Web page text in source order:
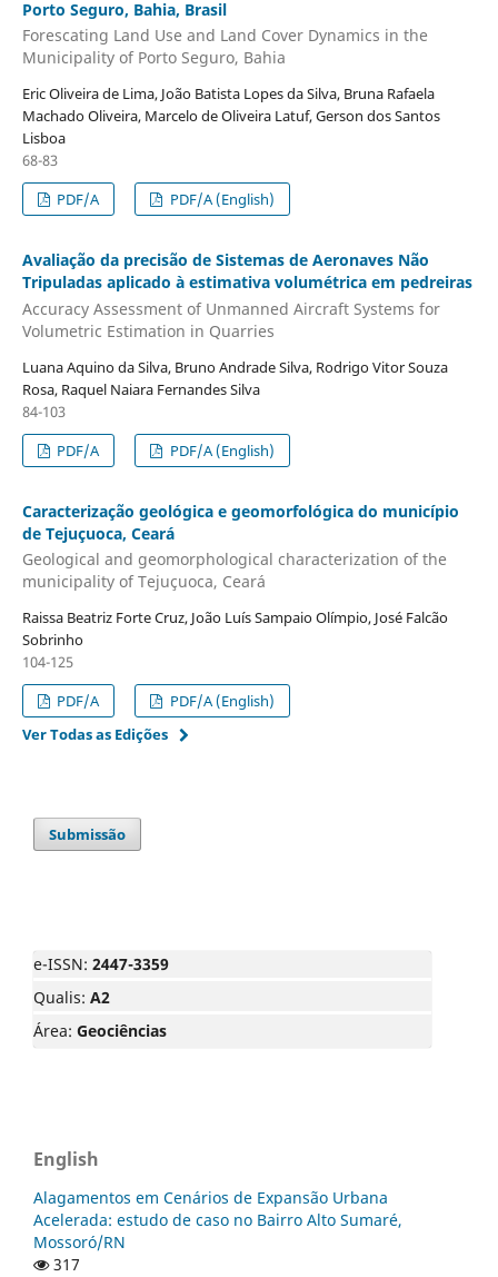
Porto Seguro, Bahia, Brasil
Forescating Land Use and Land Cover Dynamics in the
Municipality of Porto Seguro, Bahia
Eric Oliveira de Lima, João Batista Lopes da Silva, Bruna Rafaela
Machado Oliveira, Marcelo de Oliveira Latuf, Gerson dos Santos
Lisboa
68-83
PDF/A
PDF/A (English)
Avaliação da precisão de Sistemas de Aeronaves Não
Tripuladas aplicado à estimativa volumétrica em pedreiras
Accuracy Assessment of Unmanned Aircraft Systems for
Volumetric Estimation in Quarries
Luana Aquino da Silva, Bruno Andrade Silva, Rodrigo Vitor Souza
Rosa, Raquel Naiara Fernandes Silva
84-103
PDF/A
PDF/A (English)
Caracterização geológica e geomorfológica do município
de Tejuçuoca, Ceará
Geological and geomorphological characterization of the
municipality of Tejuçuoca, Ceará
Raissa Beatriz Forte Cruz, João Luís Sampaio Olímpio, José Falcão
Sobrinho
104-125
PDF/A
PDF/A (English)
Ver Todas as Edições
Submissão
e-ISSN: 2447-3359
Qualis: A2
Área: Geociências
English
Alagamentos em Cenários de Expansão Urbana
Acelerada: estudo de caso no Bairro Alto Sumaré,
Mossoró/RN
317